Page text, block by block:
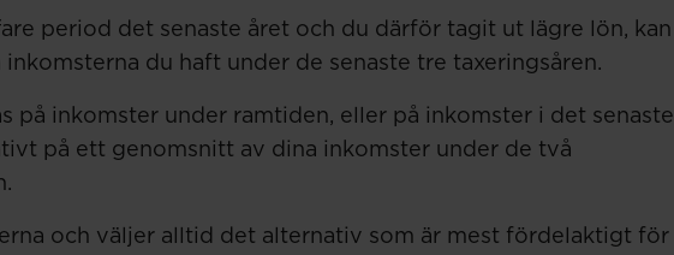
period det senaste året och du därför tagit ut lägre lön, kan
inkomsterna du haft under de senaste tre taxeringsåren.
på inkomster under ramtiden, eller på inkomster i det senaste
på ett genomsnitt av dina inkomster under de två
och väljer alltid det alternativ som är mest fördelaktigt för